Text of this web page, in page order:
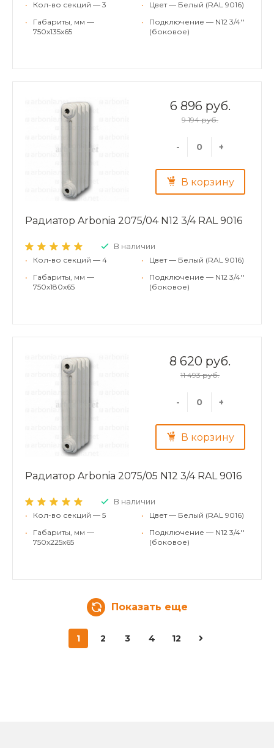
•
Кол-во секций — 3
•
Габариты, мм —
750x135x65
•
Цвет — Белый (RAL 9016)
•
Подключение — N12 3/4''
(боковое)
6 896 руб.
9 194 руб.
- +
В корзину
Радиатор Arbonia 2075/04 N12 3/4 RAL 9016
В наличии
•
Кол-во секций — 4
•
Габариты, мм —
750x180x65
•
Цвет — Белый (RAL 9016)
•
Подключение — N12 3/4''
(боковое)
8 620 руб.
11 493 руб.
- +
В корзину
Радиатор Arbonia 2075/05 N12 3/4 RAL 9016
В наличии
•
Кол-во секций — 5
•
Габариты, мм —
750x225x65
•
Цвет — Белый (RAL 9016)
•
Подключение — N12 3/4''
(боковое)
Показать еще
1 2 3 4 12